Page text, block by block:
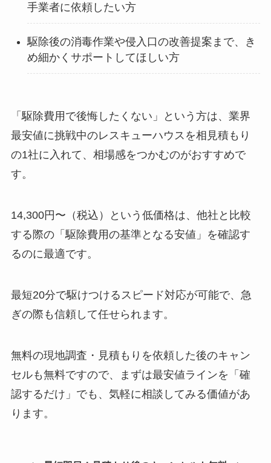
手業者に依頼したい方
駆除後の消毒作業や侵入口の改善提案まで、き
め細かくサポートしてほしい方
「駆除費用で後悔したくない」という方は、業界
最安値に挑戦中のレスキューハウスを相見積もり
の1社に入れて、相場感をつかむのがおすすめで
す。
14,300円〜（税込）という低価格は、他社と比較
する際の「駆除費用の基準となる安値」を確認す
るのに最適です。
最短20分で駆けつけるスピード対応が可能で、急
ぎの際も信頼して任せられます。
無料の現地調査・見積もりを依頼した後のキャン
セルも無料ですので、まずは最安値ラインを「確
認するだけ」でも、気軽に相談してみる価値があ
ります。